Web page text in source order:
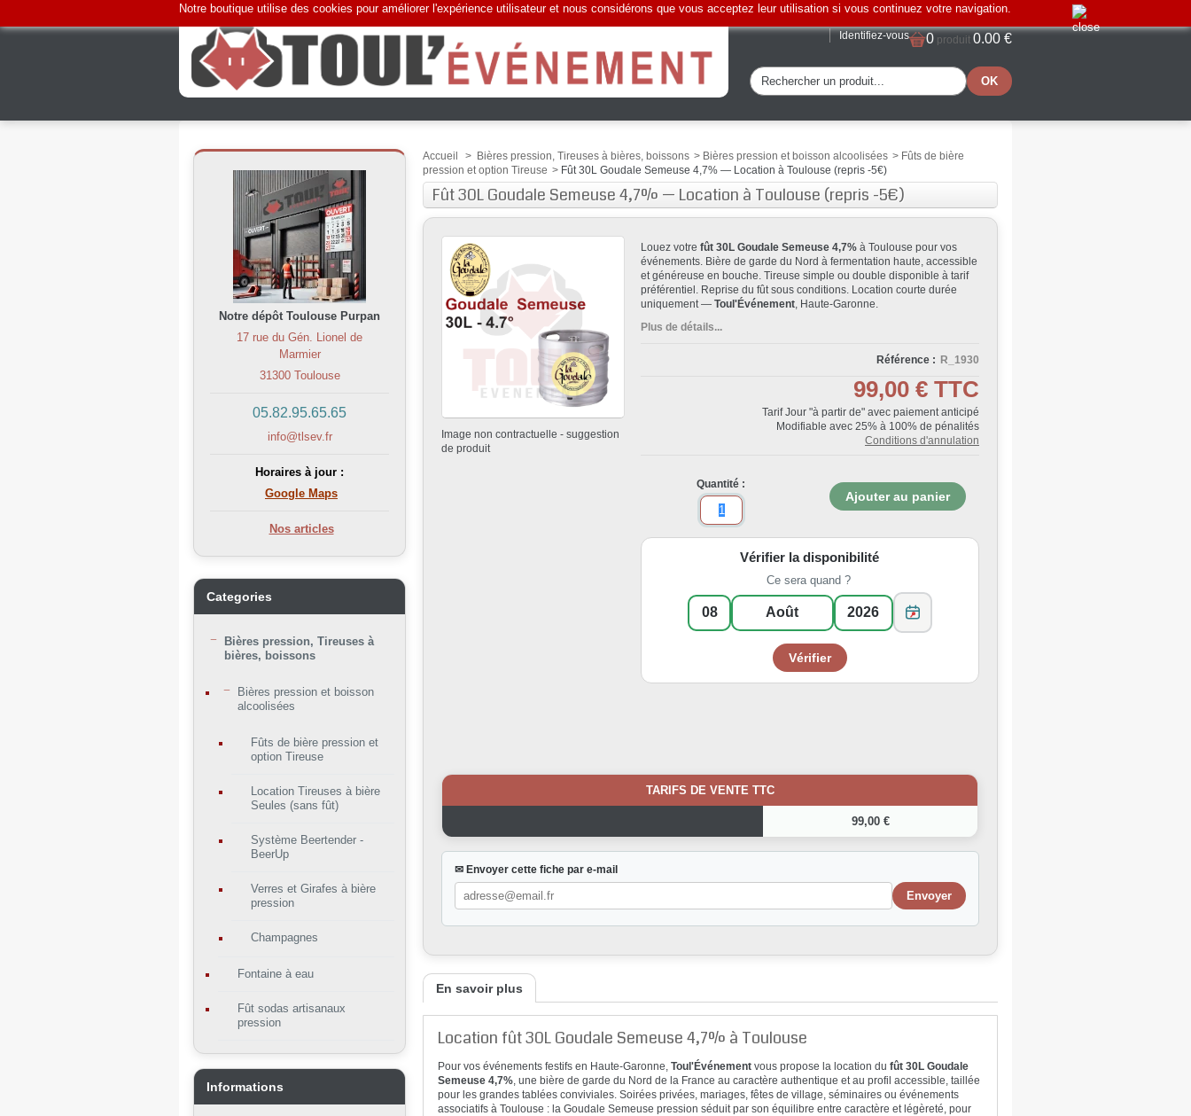
Identifiez-vous 0 produit 0.00 €
Notre boutique utilise des cookies pour améliorer l'expérience utilisateur et nous considérons que vous acceptez leur utilisation si vous continuez votre navigation.
Notre dépôt Toulouse Purpan
17 rue du Gén. Lionel de
Marmier
31300 Toulouse
05.82.95.65.65
info@tlsev.fr
Horaires à jour :
Google Maps
Nos articles
Categories
Bières pression, Tireuses à
bières, boissons
Bières pression et boisson
alcoolisées
Fûts de bière pression et
option Tireuse
Location Tireuses à bière
Seules (sans fût)
Système Beertender -
BeerUp
Verres et Girafes à bière
pression
Champagnes
Fontaine à eau
Fût sodas artisanaux
pression
Informations
Accueil > Bières pression, Tireuses à bières, boissons > Bières pression et boisson alcoolisées > Fûts de bière
pression et option Tireuse > Fût 30L Goudale Semeuse 4,7% — Location à Toulouse (repris -5€)
Fût 30L Goudale Semeuse 4,7% — Location à Toulouse (repris -5€)
Image non contractuelle - suggestion
de produit
Louez votre fût 30L Goudale Semeuse 4,7%à Toulouse pour vos
événements. Bière de garde du Nord à fermentation haute, accessible
et généreuse en bouche. Tireuse simple ou double disponible à tarif
préférentiel. Reprise du fût sous conditions. Location courte durée
uniquement — Toul'Événement, Haute-Garonne.
Plus de détails...
Référence : R_1930
99,00 € TTC
Tarif Jour "à partir de" avec paiement anticipé
Modifiable avec 25% à 100% de pénalités
Conditions d'annulation
Quantité :
Vérifier la disponibilité
Ce sera quand ?
TARIFS DE VENTE TTC
99,00 €
✉ Envoyer cette fiche par e-mail
En savoir plus
Location fût 30L Goudale Semeuse 4,7% à Toulouse
Pour vos événements festifs en Haute-Garonne,Toul'Événement vous propose la location dufût 30L Goudale
Semeuse 4,7%, une bière de garde du Nord de la France au caractère authentique et au profil accessible, taillée
pour les grandes tablées conviviales. Soirées privées, mariages, fêtes de village, séminaires ou événements
associatifs à Toulouse : la Goudale Semeuse pression séduit par son équilibre entre caractère et légèreté, pour